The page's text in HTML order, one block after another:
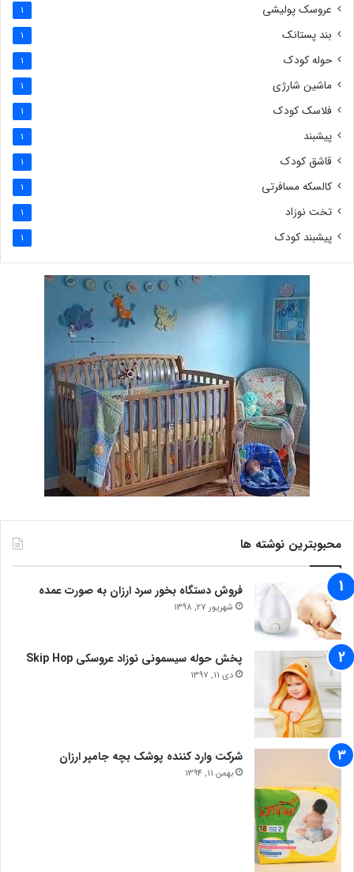
عروسک پولیشی 1
بند پستانک 1
حوله کودک 1
ماشین شارژی 1
فلاسک کودک 1
پیشبند 1
قاشق کودک 1
کالسکه مسافرتی 1
تخت نوزاد 1
پیشبند کودک 1
محبوبترین نوشته ها
فروش دستگاه بخور سرد ارزان به صورت عمده
شهریور 27, 1398
پخش حوله سیسمونی نوزاد عروسکی Skip Hop
دی 11, 1397
شرکت وارد کننده پوشک بچه جامپر ارزان
بهمن 11, 1394